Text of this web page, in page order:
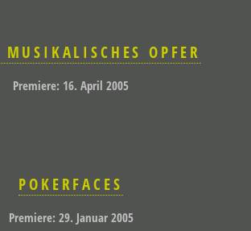
OPFER
Premiere: 16. April 2005
POKERFACES
Premiere: 29. Januar 2005